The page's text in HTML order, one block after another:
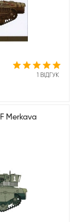
1 ВІДГУК
Merkava